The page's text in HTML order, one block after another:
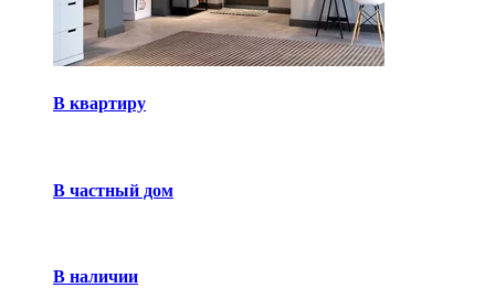
В квартиру
В частный дом
В наличии